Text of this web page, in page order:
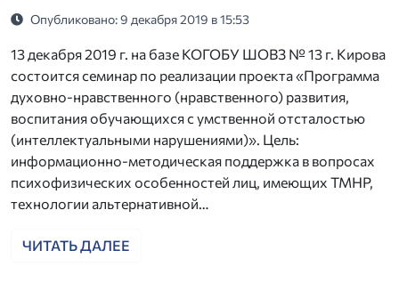
Опубликовано: 9 декабря 2019 в 15:53
13 декабря 2019 г. на базе КОГОБУ ШОВЗ № 13 г. Кирова
состоится семинар по реализации проекта «Программа
духовно-нравственного (нравственного) развития,
воспитания обучающихся с умственной отсталостью
(интеллектуальными нарушениями)». Цель:
информационно-методическая поддержка в вопросах
психофизических особенностей лиц, имеющих ТМНР,
технологии альтернативной…
ЧИТАТЬ ДАЛЕЕ